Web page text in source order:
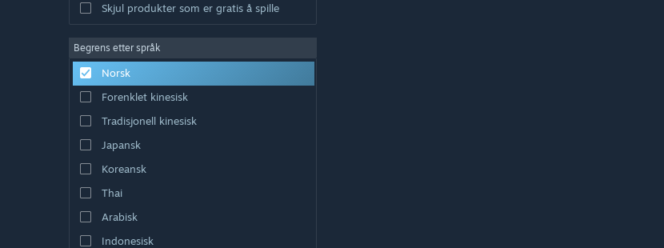
Skjul produkter som er gratis å spille
Begrens etter språk
Norsk
Forenklet kinesisk
Tradisjonell kinesisk
Japansk
Koreansk
Thai
Arabisk
Indonesisk